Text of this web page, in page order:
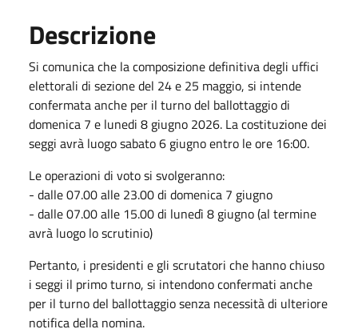
Descrizione
Si comunica che la composizione definitiva degli uffici
elettorali di sezione del 24 e 25 maggio, si intende
confermata anche per il turno del ballottaggio di
domenica 7 e lunedi 8 giugno 2026. La costituzione dei
seggi avrà luogo sabato 6 giugno entro le ore 16:00.
Le operazioni di voto si svolgeranno:
- dalle 07.00 alle 23.00 di domenica 7 giugno
- dalle 07.00 alle 15.00 di lunedì 8 giugno (al termine
avrà luogo lo scrutinio)
Pertanto, i presidenti e gli scrutatori che hanno chiuso
i seggi il primo turno, si intendono confermati anche
per il turno del ballottaggio senza necessità di ulteriore
notifica della nomina.